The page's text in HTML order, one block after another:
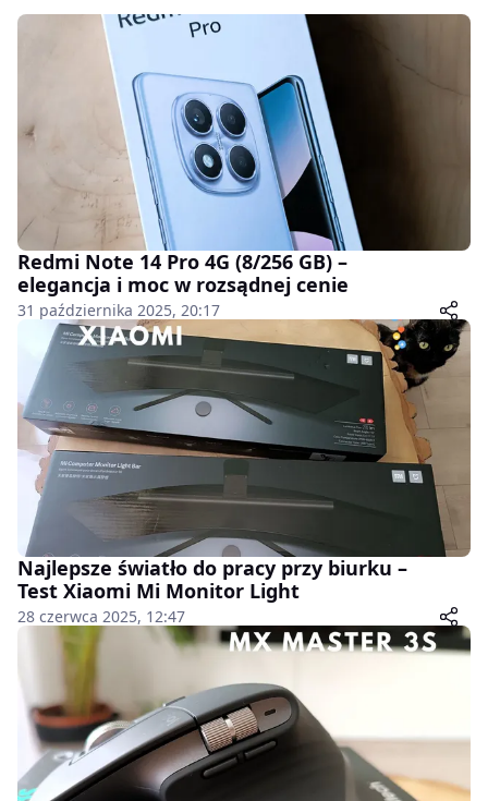
Redmi Note 14 Pro 4G (8/256 GB) –
elegancja i moc w rozsądnej cenie
31 października 2025, 20:17
Najlepsze światło do pracy przy biurku –
Test Xiaomi Mi Monitor Light
28 czerwca 2025, 12:47